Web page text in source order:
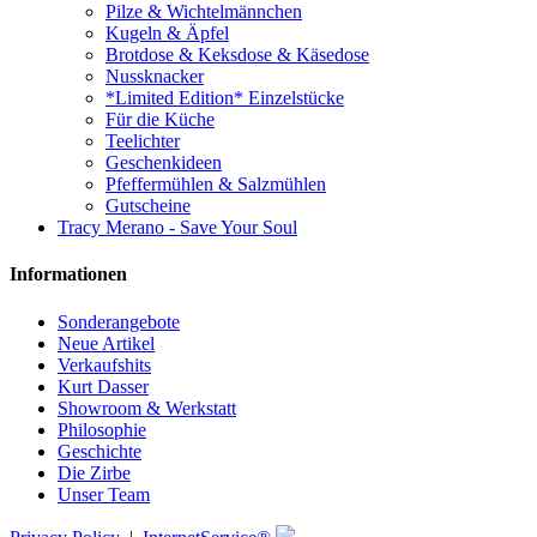
Pilze & Wichtelmännchen
Kugeln & Äpfel
Brotdose & Keksdose & Käsedose
Nussknacker
*Limited Edition* Einzelstücke
Für die Küche
Teelichter
Geschenkideen
Pfeffermühlen & Salzmühlen
Gutscheine
Tracy Merano - Save Your Soul
Informationen
Sonderangebote
Neue Artikel
Verkaufshits
Kurt Dasser
Showroom & Werkstatt
Philosophie
Geschichte
Die Zirbe
Unser Team